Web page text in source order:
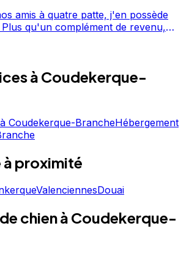
amis à quatre patte, j'en possède
soins. Je possède des
Je chouchouterai votre toutou
à Coudekerque-
à Coudekerque-BrancheHébergement
à proximité
ValenciennesDouai
chien à Coudekerque-